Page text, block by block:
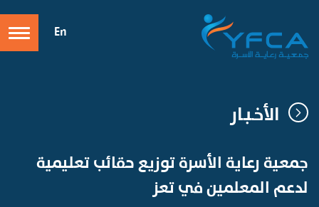
En
الأخـبـار
جمعية رعاية الأسرة توزيع حقائب تعليمية
لدعم المعلمين في تعز